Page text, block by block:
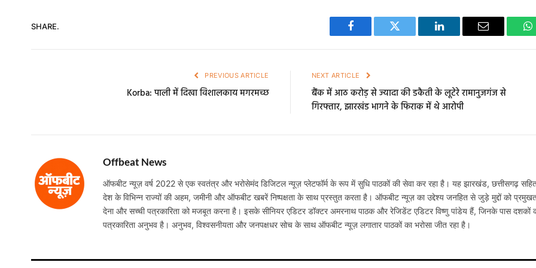
SHARE.
Facebook Twitter LinkedIn Email
PREVIOUS ARTICLE
Korba: पाली में दिखा विशालकाय मगरमच्छ
NEXT ARTICLE
बैंक में आठ करोड़ से ज्यादा की डकैती के लूटेरे रामानुजगंज से
गिरफ्तार, झारखंड भागने के फिराक में थे आरोपी
Offbeat News
ऑफबीट न्यूज़ वर्ष 2022 से एक स्वतंत्र और भरोसेमंद डिजिटल न्यूज़ प्लेटफॉर्म के रूप में सुधि पाठकों की सेवा कर रहा है। यह झारखंड, छत्तीसगढ़
देश के विभिन्न राज्यों की अहम, जमीनी और ऑफबीट खबरें निष्पक्षता के साथ प्रस्तुत करता है। ऑफबीट न्यूज़ का उद्देश्य जनहित से जुड़े मुद्दों को
देना और सच्ची पत्रकारिता को मजबूत करना है। इसके सीनियर एडिटर डॉक्टर अमरनाथ पाठक और रेजिडेंट एडिटर विष्णु पांडेय हैं, जिनके पास दशकों
पत्रकारिता अनुभव है। अनुभव, विश्वसनीयता और जनपक्षधर सोच के साथ ऑफबीट न्यूज़ लगातार पाठकों का भरोसा जीत रहा है।